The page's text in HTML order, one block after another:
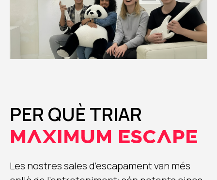
PER QUÈ TRIAR
MAXIMUM ESCAPE
Les nostres sales d’escapament van més